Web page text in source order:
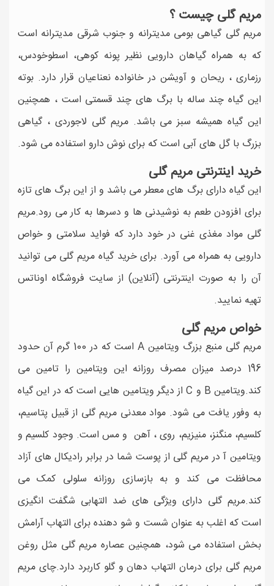
مریم گلی چیست ؟
مریم گلی گیاهی بومی مدیترانه و جنوب شرقی مدیترانه است
که به همراه گیاهان دارویی نظیر پونه کوهی، اسطوخودس،
رزماری ، ریحان و آویشن در خانواده نعناعیان قرار دارد. بوته
این گیاه چند ساله با برگ های چند قسمتی است ، همچنین
این گیاه همیشه سبز می باشد. مریم گلی لاجوردی ، گیاهی
بزرگ با گل های آبی است که برای نوش دارو استفاده می شود.
خرید اینترنتی مریم گلی
این گیاه دارای برگ های معطر می باشد و از این برگ های تازه
برای افزودن طعم به نوشیدنی ها و دسرها به کار می رود.مریم
گلی مواد مغذی غنی در خود دارد که فواید سلامتی و خواص
دارویی به همراه می آورد. برای خرید گیاه مریم گلی می توانید
آن را به صورت اینترنتی (آنلاین) از سایت فروشگاه اوناتس
تهیه نمایید.
خواص مریم گلی
مریم گلی منبع بزرگ ویتامین A است که در 100 گرم آن حدود
196 درصد میزان مصرف روزانه این ویتامین را تامین می
کند.ویتامین B و C از دیگر ویتامین هایی است که در این گیاه
به وفور یافت می شود. مواد معدنی مریم گلی از قبیل پتاسیم،
کلسیم، منگنز، منیزیم، روی ، آهن و مس است. وجود کلسیم و
ویتامین آ در مریم گلی از پوست شما در برابر رادیکال های آزاد
محافظت می کند و به بازسازی روزانه سلولی کمک می
کند.مریم گلی دارای ویژگی های ضد التهابی شگفت انگیزی
است که اغلب به عنوان شست و شو دهنده برای التهاب آرامش
بخش استفاده می شود، همچنین عصاره مریم گلی مثل روغن
مریم گلی برای درمان التهاب دهان و گلو کاربرد دارد.چای مریم